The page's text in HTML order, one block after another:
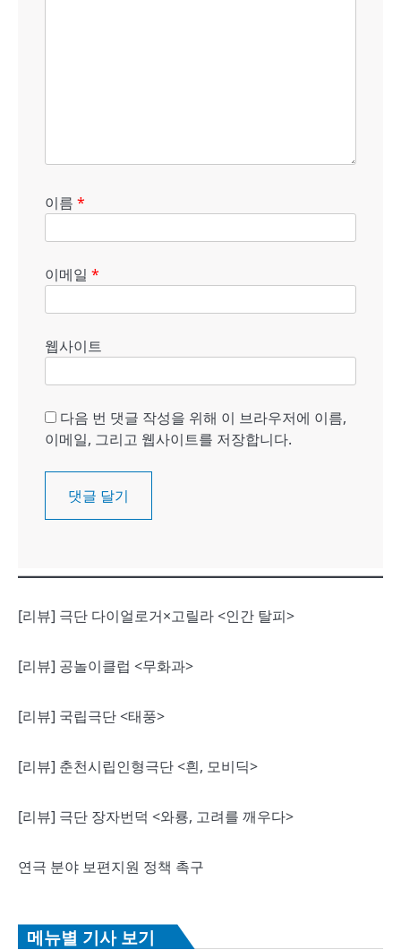
이름 *
이메일 *
웹사이트
다음 번 댓글 작성을 위해 이 브라우저에 이름,
이메일, 그리고 웹사이트를 저장합니다.
[리뷰] 극단 다이얼로거×고릴라 <인간 탈피>
[리뷰] 공놀이클럽 <무화과>
[리뷰] 국립극단 <태풍>
[리뷰] 춘천시립인형극단 <흰, 모비딕>
[리뷰] 극단 장자번덕 <와룡, 고려를 깨우다>
연극 분야 보편지원 정책 촉구
메뉴별 기사 보기